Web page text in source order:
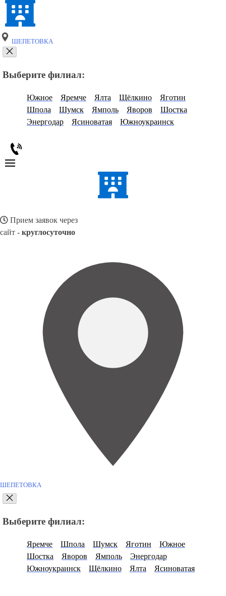
ШЕПЕТОВКА
Выберите филиал:
Южное Яремче Ялта Щёлкино
Яготин
Шпола
Шумск Ямполь Яворов
Шостка
Энергодар
Ясиноватая Южноукраинск
Прием заявок через
сайт - круглосуточно
ШЕПЕТОВКА
Выберите филиал:
Яремче Шпола Шумск Яготин
Южное
Шостка
Яворов Ямполь
Энергодар
Южноукраинск
Щёлкино Ялта Ясиноватая